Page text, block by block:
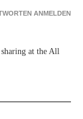
at the All
ANMELDEN